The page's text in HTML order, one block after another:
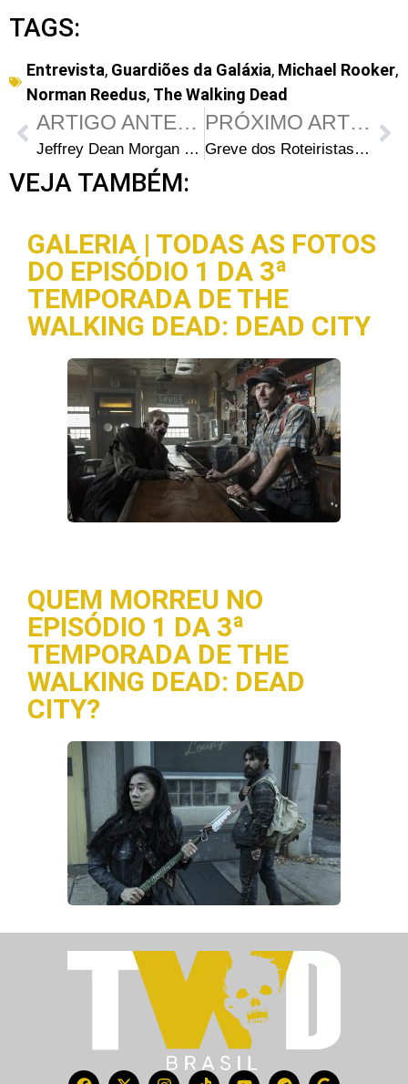
TAGS:
Entrevista, Guardiões da Galáxia, Michael Rooker,
Norman Reedus, The Walking Dead
ARTIGO ANTERIOR
Jeffrey Dean Morgan revela data de início das gravações da 8ª temporada de The Walking Dead
PRÓXIMO ARTIGO
Greve dos Roteiristas pode atrasar a 8ª temporada de The Walking Dead
VEJA TAMBÉM:
GALERIA | TODAS AS FOTOS
DO EPISÓDIO 1 DA 3ª
TEMPORADA DE THE
WALKING DEAD: DEAD CITY
QUEM MORREU NO
EPISÓDIO 1 DA 3ª
TEMPORADA DE THE
WALKING DEAD: DEAD
CITY?